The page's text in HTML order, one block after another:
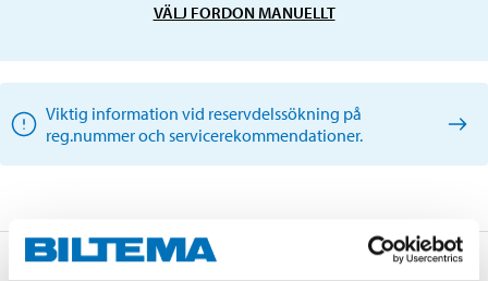
VÄLJ FORDON MANUELLT
Viktig information vid reservdelssökning på
reg.nummer och servicerekommendationer.